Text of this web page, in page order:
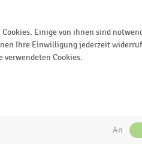
Einige von ihnen sind
Ihre Einwilligung jederzeit
Cookies.